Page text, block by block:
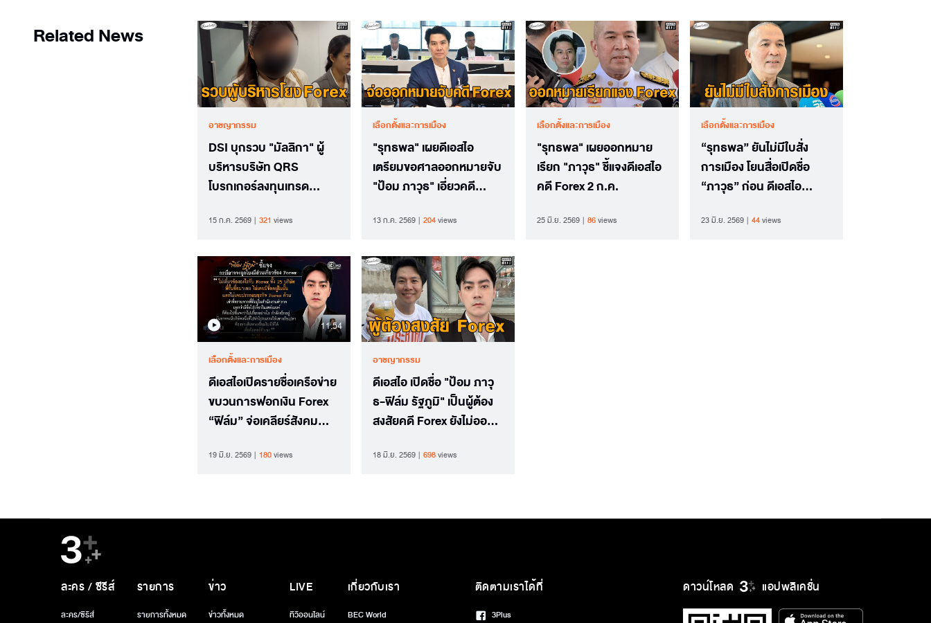
Related News
อาชญากรรม
DSI บุกรวบ "มัลลิกา" ผู้
บริหารบริษัท QRS
โบรกเกอร์ลงทุนเทรด
"ภาวุธ"
15 ก.ค. 2569 321 views
เลือกตั้งและการเมือง
"รุทธพล" เผยดีเอสไอ
เตรียมขอศาลออกหมายจับ
"ป้อม ภาวุธ" เอี่ยวคดี
นี้
13 ก.ค. 2569 204views
เลือกตั้งและการเมือง
"รุทธพล" เผยออกหมาย
เรียก "ภาวุธ" ชี้แจงดีเอสไอ
คดี Forex 2 ก.ค.
25 มิ.ย. 2569 86views
เลือกตั้งและการเมือง
“รุทธพล” ยันไม่มีใบสั่ง
การเมือง โยนสื่อเปิดชื่อ
“ภาวุธ” ก่อน ดีเอสไอ
เป็นผู้ต้องหา
23 มิ.ย. 2569 44views
11.54
เลือกตั้งและการเมือง
ดีเอสไอเปิดรายชื่อเครือข่าย
ขบวนการฟอกเงิน Forex
“ฟิล์ม” จ่อเคลียร์สังคม
19 มิ.ย. 2569 180views
อาชญากรรม
ดีเอสไอ เปิดชื่อ "ป้อม ภาวุ
ธ-ฟิล์ม รัฐภูมิ" เป็นผู้ต้อง
สงสัยคดี Forex ยังไม่ออก
กล่าวหา
18 มิ.ย. 2569 698views
ดาวน์โหลด แอปพลิเคชั่น
ละคร / ซีรีส์
ละคร/ซีรีส์
รายการ
รายการทั้งหมด
ข่าว
ข่าวทั้งหมด
LIVE
ทีวีออนไลน์
เกี่ยวกับเรา
BEC World
ติดตามเราได้ที่
3Plus